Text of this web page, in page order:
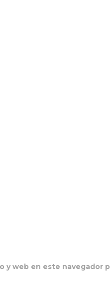
y web en este navegador